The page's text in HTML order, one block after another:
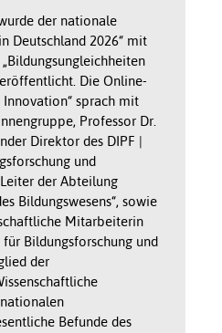
der nationale
Deutschland 2026“ mit
Die Online-
Innovation“ sprach mit
Professor Dr.
Direktor des DIPF |
und
der Abteilung
Bildungswesens“, sowie
Mitarbeiterin
Bildungsforschung und
der
Befunde des